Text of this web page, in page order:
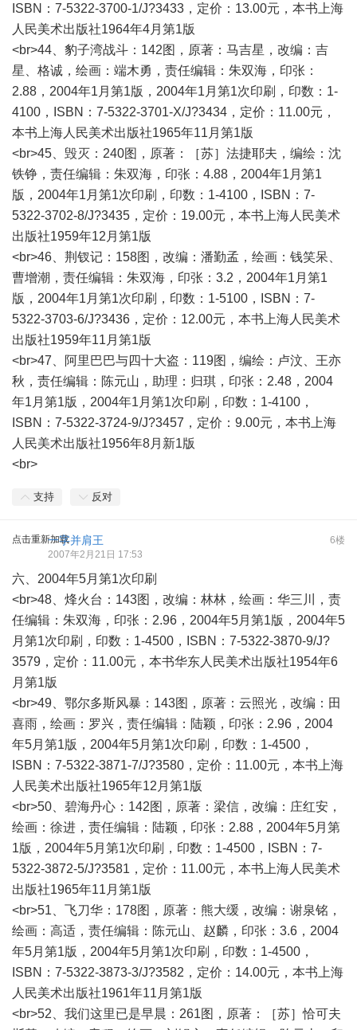
ISBN：7-5322-3700-1/J?3433，定价：13.00元，本书上海
人民美术出版社1964年4月第1版
<br>44、豹子湾战斗：142图，原著：马吉星，改编：吉
星、格诚，绘画：端木勇，责任编辑：朱双海，印张：
2.88，2004年1月第1版，2004年1月第1次印刷，印数：1-
4100，ISBN：7-5322-3701-X/J?3434，定价：11.00元，
本书上海人民美术出版社1965年11月第1版
<br>45、毁灭：240图，原著：［苏］法捷耶夫，编绘：沈
铁铮，责任编辑：朱双海，印张：4.88，2004年1月第1
版，2004年1月第1次印刷，印数：1-4100，ISBN：7-
5322-3702-8/J?3435，定价：19.00元，本书上海人民美术
出版社1959年12月第1版
<br>46、荆钗记：158图，改编：潘勤孟，绘画：钱笑呆、
曹增潮，责任编辑：朱双海，印张：3.2，2004年1月第1
版，2004年1月第1次印刷，印数：1-5100，ISBN：7-
5322-3703-6/J?3436，定价：12.00元，本书上海人民美术
出版社1959年11月第1版
<br>47、阿里巴巴与四十大盗：119图，编绘：卢汶、王亦
秋，责任编辑：陈元山，助理：归琪，印张：2.48，2004
年1月第1版，2004年1月第1次印刷，印数：1-4100，
ISBN：7-5322-3724-9/J?3457，定价：9.00元，本书上海
人民美术出版社1956年8月新1版
<br>
支持 反对
点击重新加载 6楼
一字并肩王
2007年2月21日 17:53
六、2004年5月第1次印刷
<br>48、烽火台：143图，改编：林林，绘画：华三川，责
任编辑：朱双海，印张：2.96，2004年5月第1版，2004年5
月第1次印刷，印数：1-4500，ISBN：7-5322-3870-9/J?
3579，定价：11.00元，本书华东人民美术出版社1954年6
月第1版
<br>49、鄂尔多斯风暴：143图，原著：云照光，改编：田
喜雨，绘画：罗兴，责任编辑：陆颖，印张：2.96，2004
年5月第1版，2004年5月第1次印刷，印数：1-4500，
ISBN：7-5322-3871-7/J?3580，定价：11.00元，本书上海
人民美术出版社1965年12月第1版
<br>50、碧海丹心：142图，原著：梁信，改编：庄红安，
绘画：徐进，责任编辑：陆颖，印张：2.88，2004年5月第
1版，2004年5月第1次印刷，印数：1-4500，ISBN：7-
5322-3872-5/J?3581，定价：11.00元，本书上海人民美术
出版社1965年11月第1版
<br>51、飞刀华：178图，原著：熊大缓，改编：谢泉铭，
绘画：高适，责任编辑：陈元山、赵麟，印张：3.6，2004
年5月第1版，2004年5月第1次印刷，印数：1-4500，
ISBN：7-5322-3873-3/J?3582，定价：14.00元，本书上海
人民美术出版社1961年11月第1版
<br>52、我们这里已是早晨：261图，原著：［苏］恰可夫